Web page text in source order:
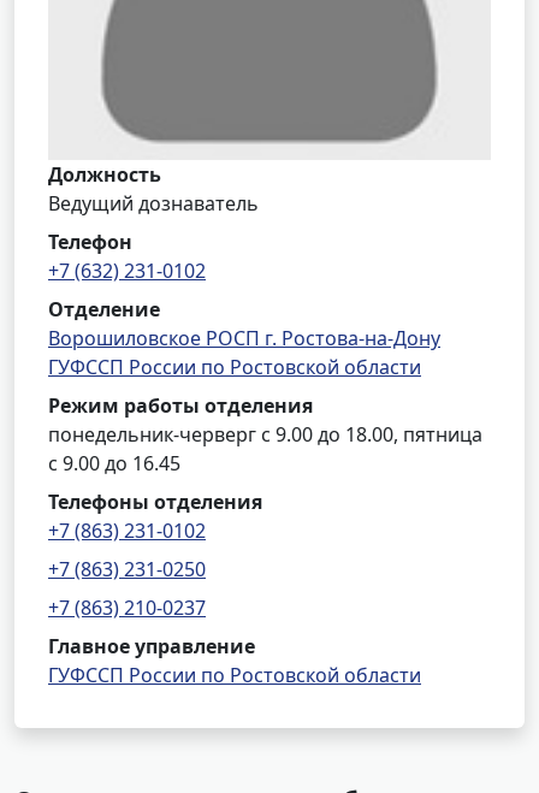
Должность
Ведущий дознаватель
Телефон
+7 (632) 231-0102
Отделение
Ворошиловское РОСП г. Ростова-на-Дону
ГУФССП России по Ростовской области
Режим работы отделения
понедельник-черверг с 9.00 до 18.00, пятница
с 9.00 до 16.45
Телефоны отделения
+7 (863) 231-0102
+7 (863) 231-0250
+7 (863) 210-0237
Главное управление
ГУФССП России по Ростовской области